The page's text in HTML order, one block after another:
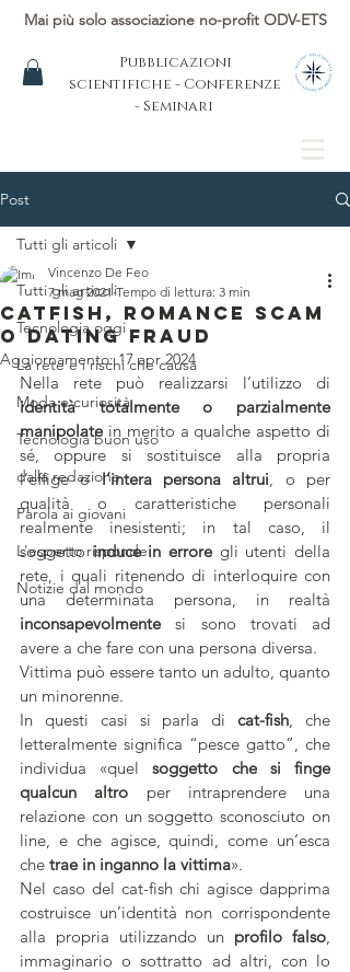
Mai più solo associazione no-profit ODV-ETS
Pubblicazioni
scientifiche - Conferenze
- Seminari
Post
Tutti gli articoli
Tecnologia oggi
La rete e i rischi che causa
Moda e curiosità
Tecnologia buon uso
dalla redazione
Parola ai giovani
L'esperto risponde
Notizie dal mondo
Tutti gli articoli
Catfish, romance scam
o dating fraud
Vincenzo De Feo
7 mag 2021 Tempo di lettura: 3 min
Aggiornamento:17 apr 2024
identità totalmente o parzialmente
manipolate in merito a qualche aspetto di
sé, oppure si sostituisce alla propria
l’effige o l’intera persona altrui, o per
qualità o caratteristiche personali
realmente inesistenti; in tal caso, il
soggetto induce in errore gli utenti della
rete, i quali ritenendo di interloquire con
una determinata persona, in realtà
inconsapevolmente si sono trovati ad
avere a che fare con una persona diversa.
Vittima può essere tanto un adulto, quanto
un minorenne.
In questi casi si parla di cat-fish, che
letteralmente significa “pesce gatto”, che
individua «quel soggetto che si finge
qualcun altro per intraprendere una
relazione con un soggetto sconosciuto on
line, e che agisce, quindi, come un’esca
che trae in inganno la vittima».
Nel caso del cat-fish chi agisce dapprima
costruisce un’identità non corrispondente
alla propria utilizzando un profilo falso,
immaginario o sottratto ad altri, con lo